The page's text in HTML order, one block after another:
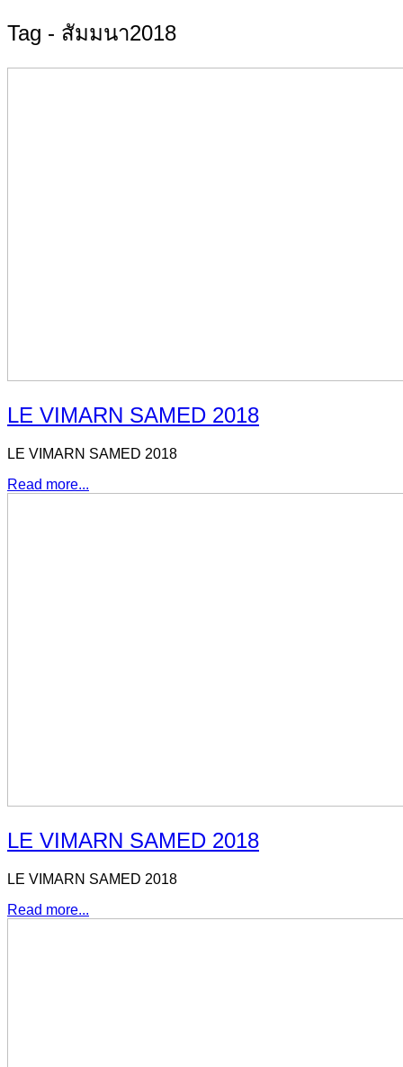
Tag - สัมมนา2018
LE VIMARN SAMED 2018
LE VIMARN SAMED 2018
Read more...
LE VIMARN SAMED 2018
LE VIMARN SAMED 2018
Read more...